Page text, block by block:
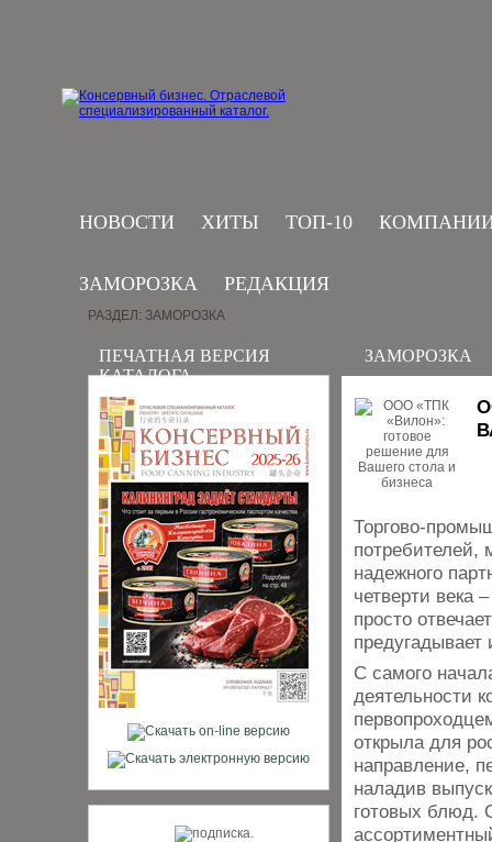
НОВОСТИ ХИТЫ ТОП-10
ЗАМОРОЗКА РЕДАКЦИЯ
ПЕЧАТНАЯ ВЕРСИЯ
КАТАЛОГА
РАЗДЕЛ: ЗАМОРОЗКА
ЗАМОРОЗКА
Торгово-
потребителей,
надежного
четверти века
просто
С самого
деятельности
открыла для
направление,
наладив
готовых блюд.